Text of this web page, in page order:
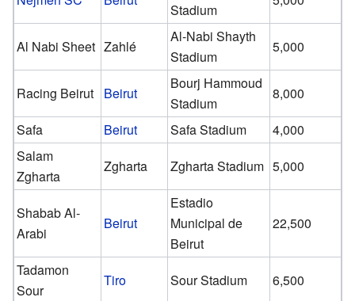
Stadium
Al Nabi Sheet Zahlé
Al-Nabi Shayth
Stadium
5,000
Racing Beirut Beirut
Bourj Hammoud
Stadium
8,000
Safa
Beirut Safa Stadium
4,000
Salam
Zgharta
Zgharta Zgharta Stadium 5,000
Shabab Al-
Arabi
Beirut
Estadio
Municipal de
Beirut
22,500
Tadamon
Sour
Tiro Sour Stadium 6,500